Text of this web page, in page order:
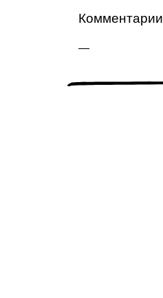
Комментарии
—